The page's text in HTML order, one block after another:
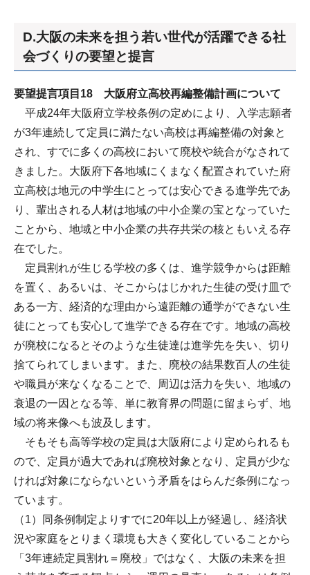
D.大阪の未来を担う若い世代が活躍できる社
会づくりの要望と提言
要望提言項目18 大阪府立高校再編整備計画について
平成24年大阪府立学校条例の定めにより、入学志願者
が3年連続して定員に満たない高校は再編整備の対象と
され、すでに多くの高校において廃校や統合がなされて
きました。大阪府下各地域にくまなく配置されていた府
立高校は地元の中学生にとっては安心できる進学先であ
り、輩出される人材は地域の中小企業の宝となっていた
ことから、地域と中小企業の共存共栄の核ともいえる存
在でした。
定員割れが生じる学校の多くは、進学競争からは距離
を置く、あるいは、そこからはじかれた生徒の受け皿で
ある一方、経済的な理由から遠距離の通学ができない生
徒にとっても安心して進学できる存在です。地域の高校
が廃校になるとそのような生徒達は進学先を失い、切り
捨てられてしまいます。また、廃校の結果数百人の生徒
や職員が来なくなることで、周辺は活力を失い、地域の
衰退の一因となる等、単に教育界の問題に留まらず、地
域の将来像へも波及します。
そもそも高等学校の定員は大阪府により定められるも
ので、定員が過大であれば廃校対象となり、定員が少な
ければ対象にならないという矛盾をはらんだ条例になっ
ています。
（1）同条例制定よりすでに20年以上が経過し、経済状
況や家庭をとりまく環境も大きく変化していることから
「3年連続定員割れ＝廃校」ではなく、大阪の未来を担